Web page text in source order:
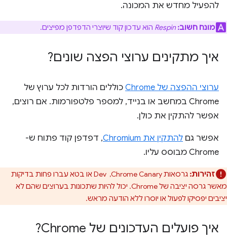
להפעיל מחדש את המכונה.
מונח חשוב: Respin הוא עדכון קוד שיוצרי הדפדפן מפיצים.
איך מתקינים ערוצי הפצה שונים?
ערוצי ההפצה של Chrome
כוללים הורדות לכל ערוץ של
Chrome במחשב או בנייד, למספר פלטפורמות. אם רוצים,
אפשר להתקין את כולן.
אפשר גם להתקין את Chromium
, דפדפן קוד פתוח ש-
Chrome מבוסס עליו.
זהירות:
גרסאות Chrome Canary, ‏ Dev או בטא עברו פחות בדיקות
מאשר גרסה יציבה של Chrome. יכול להיות שתכונות בערוצים שהם לא
יציבים יפסיקו לפעול או יוסרו ללא הודעה מראש.
איך פועלים העדכונים של Chrome?